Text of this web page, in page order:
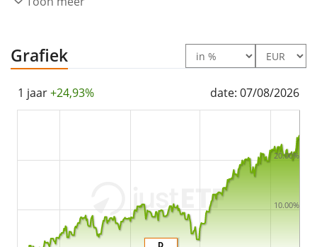
Grafiek
1 jaar+24,93% date: 07/08/2026
D
10.00%
20.00%